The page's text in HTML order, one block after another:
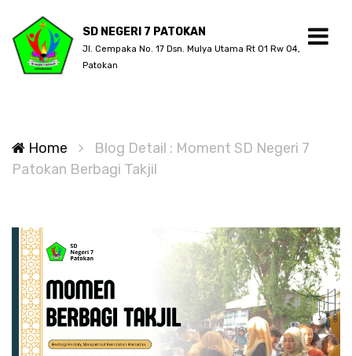
SD NEGERI 7 PATOKAN
Jl. Cempaka No. 17 Dsn. Mulya Utama Rt 01 Rw 04,
Patokan
Home
Blog Detail : Moment SD Negeri 7
Patokan Berbagi Takjil